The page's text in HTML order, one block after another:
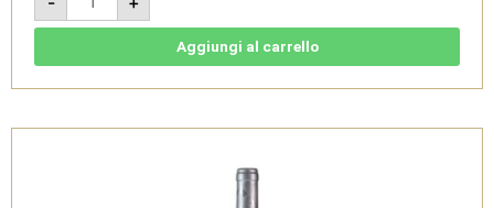
Dop
Riserva
e
Aggiungi al carrello